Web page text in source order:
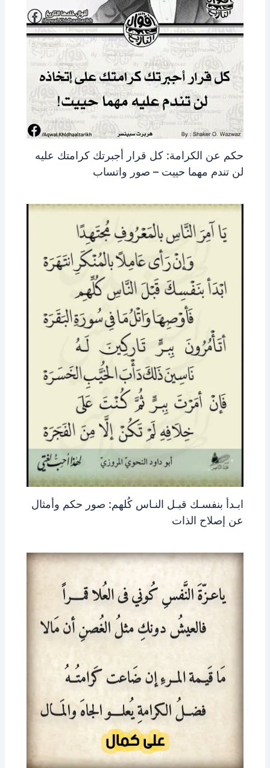
حكم عن الكرامة: كل قرار أجبرتك كرامتك عليه
لن تندم مهما حييت – صور واتساب
ابـدأ بنفسـك قبـل النـاس كُلهم: صور حكم وأمثال
عن إصلاح الذات